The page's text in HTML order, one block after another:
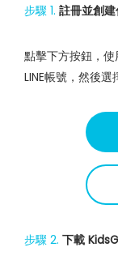
步驟 1. 註冊並創
點擊下方按鈕，
LINE帳號，然後選
步驟 2. 下載